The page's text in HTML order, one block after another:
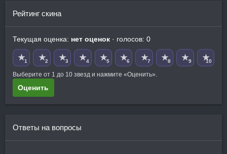
Рейтинг скина
Текущая оценка: нет оценок · голосов: 0
★1 ★2 ★3 ★4 ★5 ★6 ★7 ★8 ★9 ★10
Выберите от 1 до 10 звезд и нажмите «Оценить».
Оценить
Ответы на вопросы